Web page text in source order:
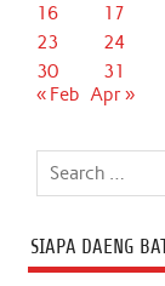
16
17
23
24
30
31
« Feb Apr »
SIAPA DAENG